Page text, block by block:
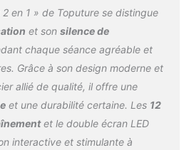
offrant une variété de
être utilisé comme tapis
de marche avec une
vitesse de 1 à 8 km/h ou
comme tapis roulant
10 km/h pour répondre à
vos différents besoins
d'entraînement. Le
en 1 » de Toputure se distingue
et son silence de
chaque séance agréable et
Grâce à son design moderne et
allié de qualité, il offre une
et une durabilité certaine. Les 12
et le double écran LED
interactive et stimulante à